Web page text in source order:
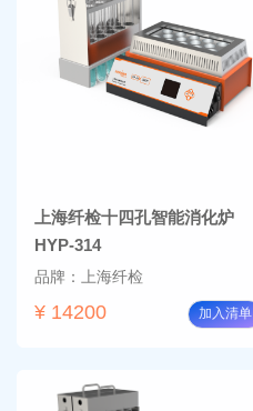
上海纤检十四孔智能消化炉
HYP-314
品牌：上海纤检
¥ 14200 加入清单